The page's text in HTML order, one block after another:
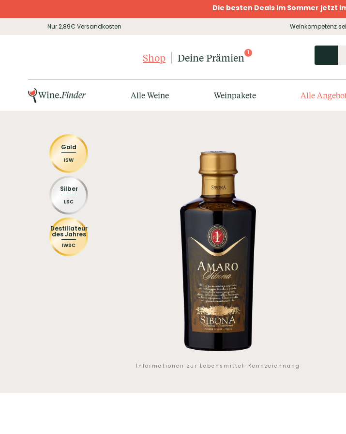
Die besten Deals im Sommer jetzt
Nur 2,89€ Versandkosten Weinkompetenz
Shop Deine Prämien 1
Alle Weine Weinpakete Alle
Gold
ISW
Silber
LSC
Destillateur
des Jahres
IWSC
Informationen zur Lebensmittel-Kennzeichnung